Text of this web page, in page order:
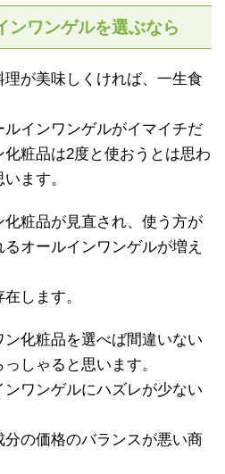
ンワンゲルを選ぶなら
が美味しくければ、一生食
インワンゲルがイマイチだ
粧品は2度と使おうとは思わ
ます。
粧品が見直され、使う方が
オールインワンゲルが増え
します。
ン化粧品を選べば間違いない
しゃると思います。
ワンゲルにハズレが少ない
の価格のバランスが悪い商